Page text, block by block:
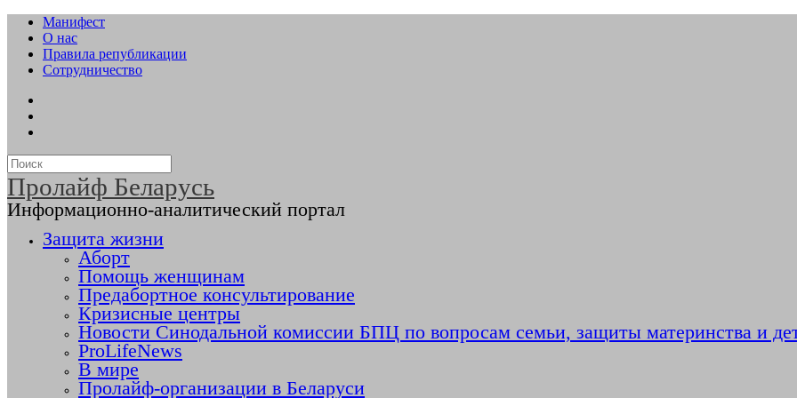
Манифест
О нас
Правила републикации
Сотрудничество
Пролайф Беларусь
Информационно-аналитический портал
Защита жизни
Аборт
Помощь женщинам
Предабортное консультирование
Кризисные центры
Новости Синодальной комиссии БПЦ по вопросам семьи, защиты материнства и
ProLifeNews
В мире
Пролайф-организации в Беларуси